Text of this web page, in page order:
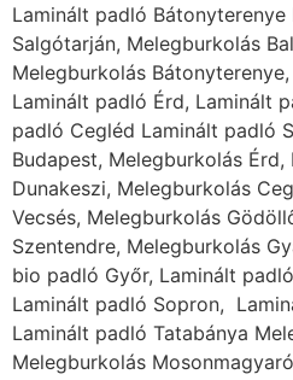
Laminált padló
Salgótarján, Melegburkolás
Melegburkolás
Laminált padló Érd, Laminált
padló Cegléd Laminált padló
Budapest, Melegburkolás
Dunakeszi, Melegburkolás
Vecsés, Melegburkolás
Szentendre, Melegburkolás
bio padló Győr, Laminált
Laminált padló Sopron,
Laminált padló Tatabánya
Melegburkolás